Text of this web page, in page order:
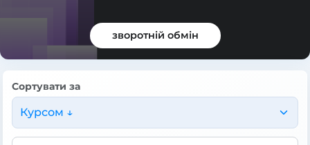
зворотній обмін
Сортувати за
Курсом ↓